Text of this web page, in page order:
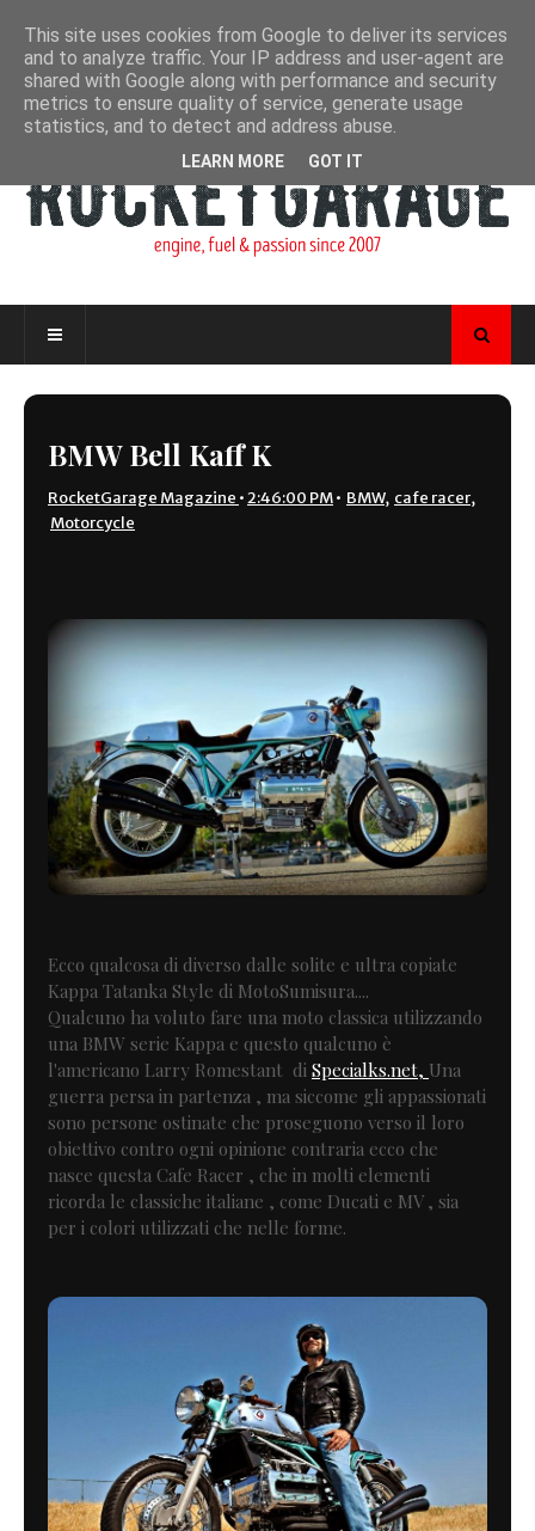
BMW Bell Kaff K
RocketGarage Magazine •2:46:00 PM• BMW, cafe racer,
Motorcycle
Ecco qualcosa di diverso dalle solite e ultra copiate
Kappa Tatanka Style di MotoSumisura....
Qualcuno ha voluto fare una moto classica utilizzando
una BMW serie Kappa e questo qualcuno è
l'americano Larry Romestant di Specialks.net, Una
guerra persa in partenza , ma siccome gli appassionati
sono persone ostinate che proseguono verso il loro
obiettivo contro ogni opinione contraria ecco che
nasce questa Cafe Racer , che in molti elementi
ricorda le classiche italiane , come Ducati e MV , sia
per i colori utilizzati che nelle forme.
This site uses cookies from Google to deliver its services
and to analyze traffic. Your IP address and user-agent are
shared with Google along with performance and security
metrics to ensure quality of service, generate usage
statistics, and to detect and address abuse.
LEARN MORE GOT IT